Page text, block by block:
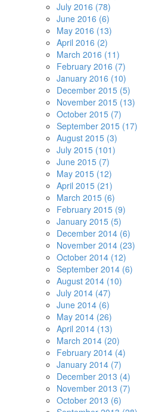
July 2016 (78)
June 2016 (6)
May 2016 (13)
April 2016 (2)
March 2016 (11)
February 2016 (7)
January 2016 (10)
December 2015 (5)
November 2015 (13)
October 2015 (7)
September 2015 (17)
August 2015 (3)
July 2015 (101)
June 2015 (7)
May 2015 (12)
April 2015 (21)
March 2015 (6)
February 2015 (9)
January 2015 (5)
December 2014 (6)
November 2014 (23)
October 2014 (12)
September 2014 (6)
August 2014 (10)
July 2014 (47)
June 2014 (6)
May 2014 (26)
April 2014 (13)
March 2014 (20)
February 2014 (4)
January 2014 (7)
December 2013 (4)
November 2013 (7)
October 2013 (6)